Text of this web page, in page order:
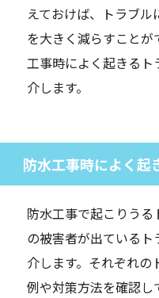
えておけば、トラブ
を大きく減らすこと
工事時によく起きる
介します。
防水工事時によく起
防水工事で起こりうる
の被害者が出ている
介します。それぞれ
例や対策方法を確認し